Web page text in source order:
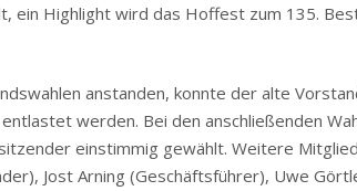
ein Highlight wird das Hoffest zum 135.
anstanden, konnte der alte
werden. Bei den anschließenden
einstimmig gewählt. Weitere
Jost Arning (Geschäftsführer), Uwe